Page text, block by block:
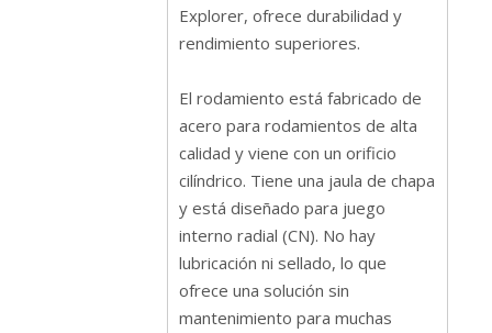
Explorer, ofrece durabilidad y
rendimiento superiores.
El rodamiento está fabricado de
acero para rodamientos de alta
calidad y viene con un orificio
cilíndrico. Tiene una jaula de chapa
y está diseñado para juego
interno radial (CN). No hay
lubricación ni sellado, lo que
ofrece una solución sin
mantenimiento para muchas